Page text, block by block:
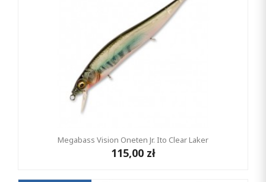
Megabass Vision Oneten Jr. Ito Clear Laker
115,00 zł